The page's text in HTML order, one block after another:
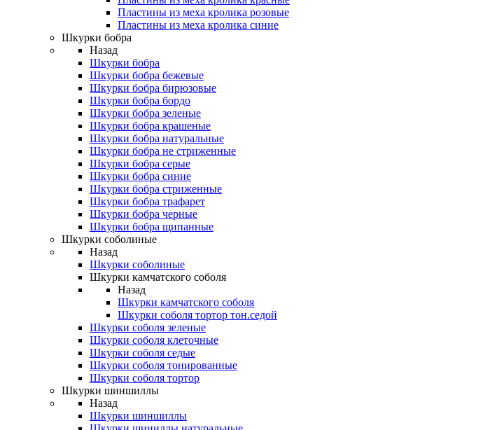
Пластины из меха кролика розовые
Пластины из меха кролика синие
Шкурки бобра
Назад
Шкурки бобра
Шкурки бобра бежевые
Шкурки бобра бирюзовые
Шкурки бобра бордо
Шкурки бобра зеленые
Шкурки бобра крашеные
Шкурки бобра натуральные
Шкурки бобра не стриженные
Шкурки бобра серые
Шкурки бобра синие
Шкурки бобра стриженные
Шкурки бобра трафарет
Шкурки бобра черные
Шкурки бобра щипанные
Шкурки соболиные
Назад
Шкурки соболиные
Шкурки камчатского соболя
Назад
Шкурки камчатского соболя
Шкурки соболя тортор тон.седой
Шкурки соболя зеленые
Шкурки соболя клеточные
Шкурки соболя седые
Шкурки соболя тонированные
Шкурки соболя тортор
Шкурки шиншиллы
Назад
Шкурки шиншиллы